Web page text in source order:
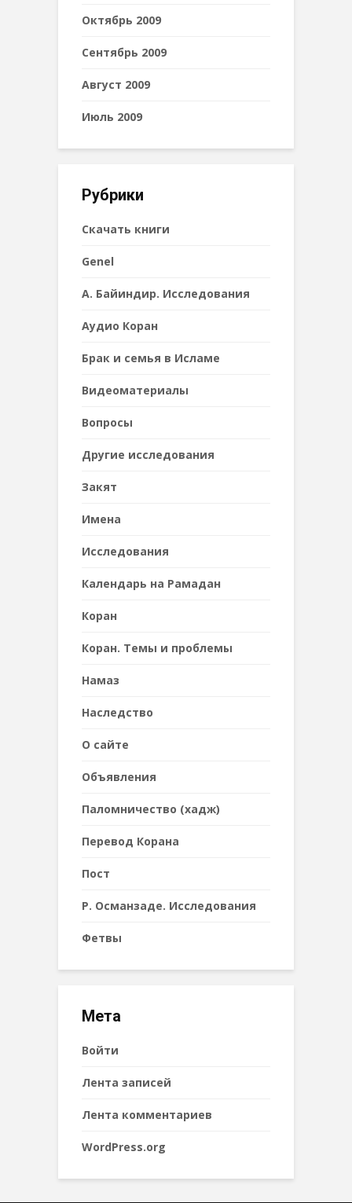
Октябрь 2009
Сентябрь 2009
Август 2009
Июль 2009
Рубрики
Cкачать книги
Genel
А. Байиндир. Исследования
Аудио Коран
Брак и семья в Исламе
Видеоматериалы
Вопросы
Другие исследования
Закят
Имена
Исследования
Календарь на Рамадан
Коран
Коран. Темы и проблемы
Намаз
Наследствo
О сайте
Объявления
Паломничество (хадж)
Перевод Корана
Пост
Р. Османзаде. Исследования
Фетвы
Мета
Войти
Лента записей
Лента комментариев
WordPress.org